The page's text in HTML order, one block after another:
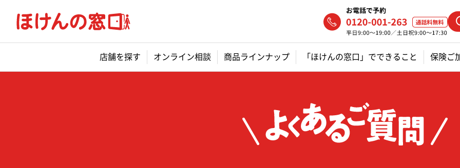
店舗を探す オンライン相談 商品ラインナップ 「ほけんの窓口」でできること 保険ご